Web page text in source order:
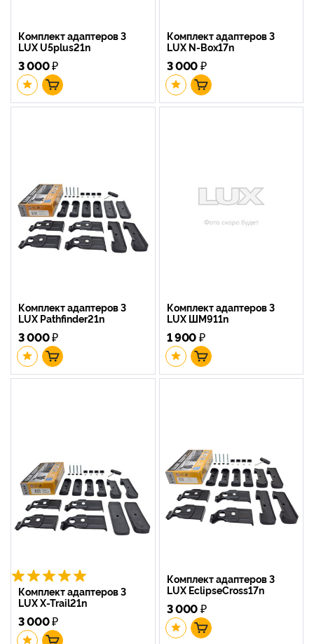
Комплект адаптеров 3
LUX U5plus21n
3 000₽
Комплект адаптеров 3
LUX N-Box17n
3 000₽
Комплект адаптеров 3
LUX Pathfinder21n
3 000₽
Комплект адаптеров 3
LUX ШМ911n
1 900₽
Комплект адаптеров 3
LUX X-Trail21n
3 000₽
Комплект адаптеров 3
LUX EclipseCross17n
3 000₽